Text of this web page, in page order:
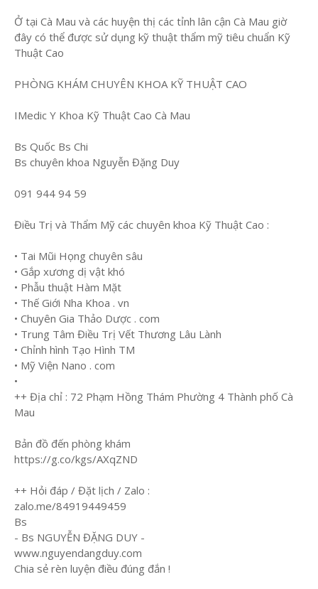
Ở tại Cà Mau và các huyện thị các tỉnh lân cận Cà Mau giờ
đây có thể được sử dụng kỹ thuật thẩm mỹ tiêu chuẩn Kỹ
Thuật Cao
PHÒNG KHÁM CHUYÊN KHOA KỸ THUẬT CAO
IMedic Y Khoa Kỹ Thuật Cao Cà Mau
Bs Quốc Bs Chi
Bs chuyên khoa Nguyễn Đặng Duy
091 944 94 59
Điều Trị và Thẩm Mỹ các chuyên khoa Kỹ Thuật Cao :
• Tai Mũi Họng chuyên sâu
• Gắp xương dị vật khó
• Phẫu thuật Hàm Mặt
• Thế Giới Nha Khoa . vn
• Chuyên Gia Thảo Dược . com
• Trung Tâm Điều Trị Vết Thương Lâu Lành
• Chỉnh hình Tạo Hình TM
• Mỹ Viện Nano . com
•
++ Địa chỉ : 72 Phạm Hồng Thám Phường 4 Thành phố Cà
Mau
Bản đồ đến phòng khám
https://g.co/kgs/AXqZND
++ Hỏi đáp / Đặt lịch / Zalo :
zalo.me/84919449459
Bs
- Bs NGUYỄN ĐẶNG DUY -
www.nguyendangduy.com
Chia sẻ rèn luyện điều đúng đắn !